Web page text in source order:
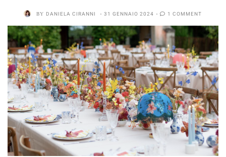
BY DANIELA CIRANNI 31 GENNAIO 2024 1 COMMENT